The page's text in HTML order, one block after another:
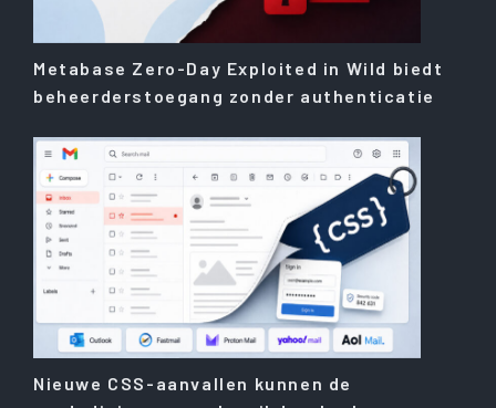
Metabase Zero-Day Exploited in Wild biedt
beheerderstoegang zonder authenticatie
Nieuwe CSS-aanvallen kunnen de